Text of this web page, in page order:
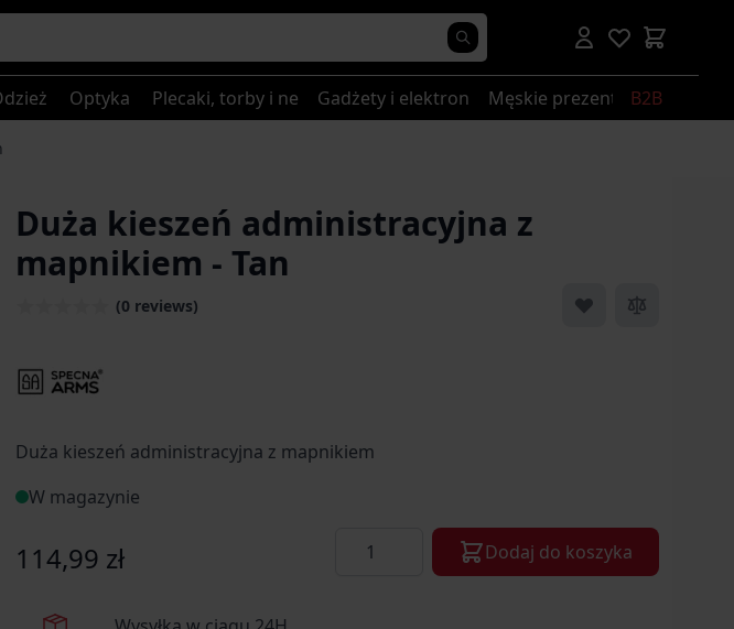
Optyka Plecaki, torby i nerkiGadżety i elektronikaMęskie prezenty B2B
Duża kieszeń administracyjna z
mapnikiem - Tan
(0 reviews)
View larger imageView larger image
Duża kieszeń administracyjna z mapnikiem
W magazynie
114,99 zł Ilość Dodaj do koszyka